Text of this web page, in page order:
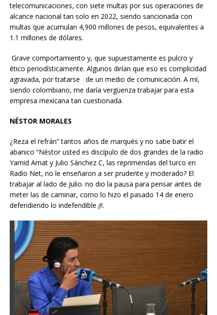
telecomunicaciones, con siete multas por sus operaciones de
alcance nacional tan solo en 2022, siendo sancionada con
multas que acumulan 4,900 millones de pesos, equivalentes a
1.1 millones de dólares.
Grave comportamiento y, que supuestamente es pulcro y
ético periodísticamente. Algunos dirían que eso es complicidad
agravada, por tratarse de un medio de comunicación. A mí,
siendo colombiano, me daría vergüenza trabajar para esta
empresa mexicana tan cuestionada.
NÉSTOR MORALES
¿Reza el refrán” tantos años de marqués y no sabe batir el
abanico “Néstor usted es discípulo de dos grandes de la radio
Yamid Amat y Julio Sánchez C, las reprimendas del turco en
Radio Net, no le enseñaron a ser prudente y moderado? El
trabajar al lado de Julio. no dio la pausa para pensar antes de
meter las de caminar, como lo hizo el pasado 14 de enero
defendiendo lo indefendible ¡!!.